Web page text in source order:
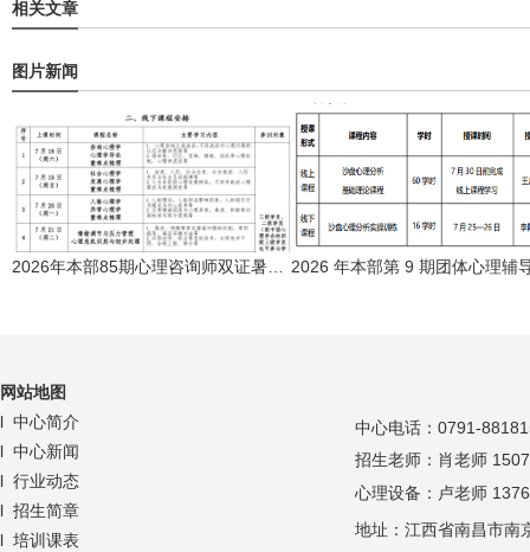
相关文章
图片新闻
网站地图
l 中心简介
l 中心新闻
l 行业动态
l 招生简章
l 培训课表
中心电话： 0791-
招生老师：肖老师
心理设备：卢老师
地址：江西省南昌市南